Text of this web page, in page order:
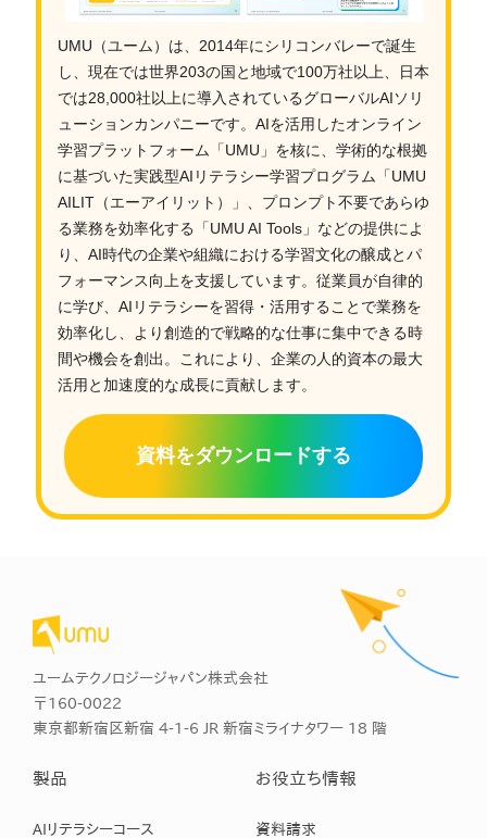
UMU（ユーム）は、2014年にシリコンバレーで誕生
し、現在では世界203の国と地域で100万社以上、日本
では28,000社以上に導入されているグローバルAIソリ
ューションカンパニーです。AIを活用したオンライン
学習プラットフォーム「UMU」を核に、学術的な根拠
に基づいた実践型AIリテラシー学習プログラム「UMU
AILIT（エーアイリット）」、プロンプト不要であらゆ
る業務を効率化する「UMU AI Tools」などの提供によ
り、AI時代の企業や組織における学習文化の醸成とパ
フォーマンス向上を支援しています。従業員が自律的
に学び、AIリテラシーを習得・活用することで業務を
効率化し、より創造的で戦略的な仕事に集中できる時
間や機会を創出。これにより、企業の人的資本の最大
活用と加速度的な成長に貢献します。
資料をダウンロードする
ユームテクノロジージャパン株式会社
〒160-0022
東京都新宿区新宿 4-1-6 JR 新宿ミライナタワー 18 階
製品
AIリテラシーコース
お役立ち情報
資料請求